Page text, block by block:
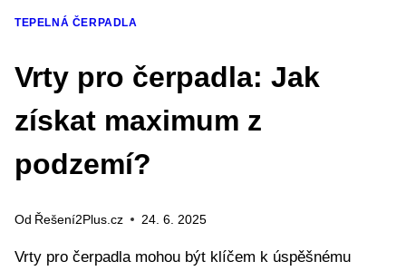
TEPELNÁ ČERPADLA
Vrty pro čerpadla: Jak
získat maximum z
podzemí?
Od Řešení2Plus.cz 24. 6. 2025
Vrty pro čerpadla mohou být klíčem k úspěšnému